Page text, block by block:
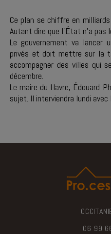
Ce plan se chiffre en
Autant dire que l'État n'a pas
Le gouvernement va
privés et doit mettre sur la
accompagner des villes qui
décembre.
Le maire du Havre, Édouard
sujet. Il interviendra lundi
06 99